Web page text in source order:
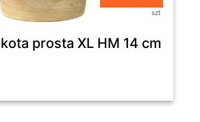
szt
prosta XL HM 14 cm